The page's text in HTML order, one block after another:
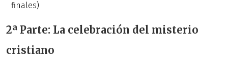
finales)
2ª Parte: La celebración del misterio
cristiano